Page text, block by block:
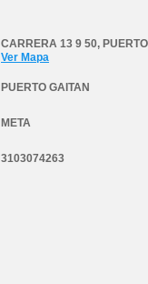
CARRERA 13 9 50,
Ver Mapa
PUERTO GAITAN
META
3103074263